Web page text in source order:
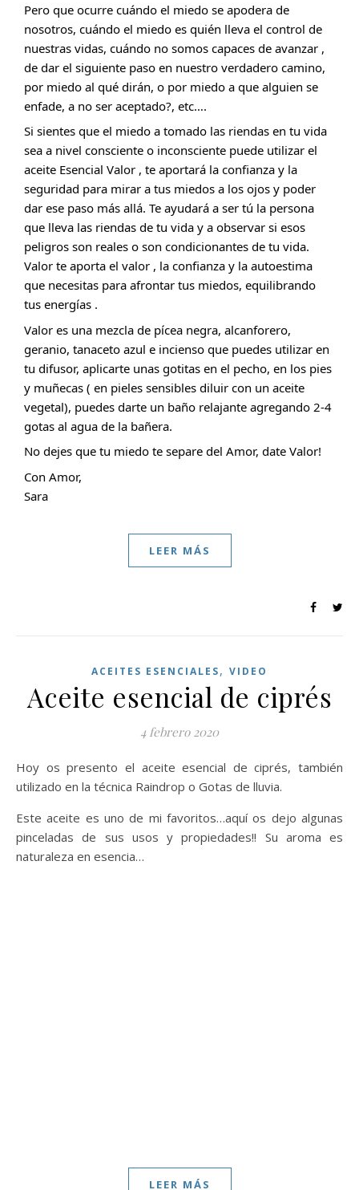
Pero que ocurre cuándo el miedo se apodera de
nosotros, cuándo el miedo es quién lleva el control de
nuestras vidas, cuándo no somos capaces de avanzar ,
de dar el siguiente paso en nuestro verdadero camino,
por miedo al qué dirán, o por miedo a que alguien se
enfade, a no ser aceptado?, etc….
Si sientes que el miedo a tomado las riendas en tu vida
sea a nivel consciente o inconsciente puede utilizar el
aceite Esencial Valor , te aportará la confianza y la
seguridad para mirar a tus miedos a los ojos y poder
dar ese paso más allá. Te ayudará a ser tú la persona
que lleva las riendas de tu vida y a observar si esos
peligros son reales o son condicionantes de tu vida.
Valor te aporta el valor , la confianza y la autoestima
que necesitas para afrontar tus miedos, equilibrando
tus energías .
Valor es una mezcla de pícea negra, alcanforero,
geranio, tanaceto azul e incienso que puedes utilizar en
tu difusor, aplicarte unas gotitas en el pecho, en los pies
y muñecas ( en pieles sensibles diluir con un aceite
vegetal), puedes darte un baño relajante agregando 2-4
gotas al agua de la bañera.
No dejes que tu miedo te separe del Amor, date Valor!
Con Amor,
Sara
LEER MÁS
ACEITES ESENCIALES, VIDEO
Aceite esencial de ciprés
4 febrero 2020
Hoy os presento el aceite esencial de ciprés, también
utilizado en la técnica Raindrop o Gotas de lluvia.
Este aceite es uno de mi favoritos…aquí os dejo algunas
pinceladas de sus usos y propiedades!! Su aroma es
naturaleza en esencia…
LEER MÁS